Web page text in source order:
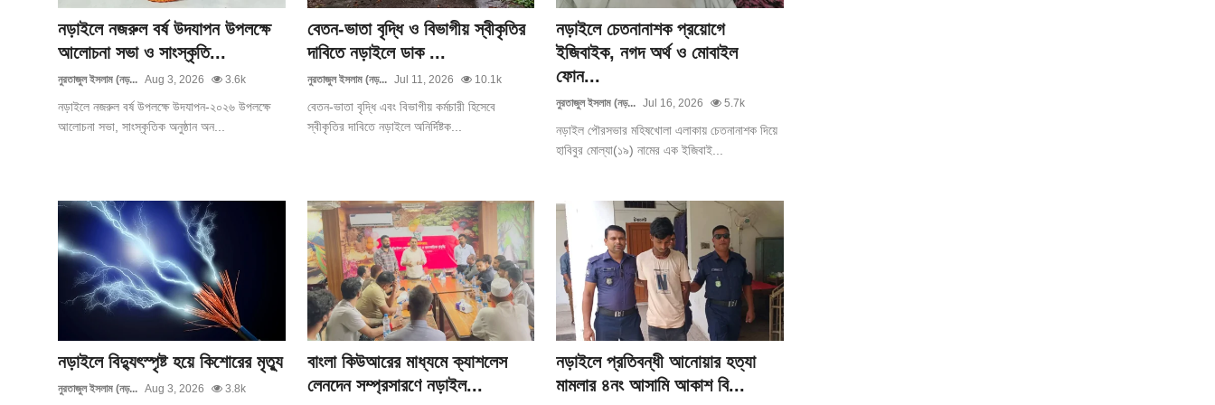
নড়াইলে নজরুল বর্ষ উদযাপন উপলক্ষে
আলোচনা সভা ও সাংস্কৃতি...
নুরতাজুল ইসলাম (নড়... Aug 3, 2026 3.6k
নড়াইলে নজরুল বর্ষ উপলক্ষে উদযাপন-২০২৬ উপলক্ষে
আলোচনা সভা, সাংস্কৃতিক অনুষ্ঠান অন...
বেতন-ভাতা বৃদ্ধি ও বিভাগীয় স্বীকৃতির
দাবিতে নড়াইলে ডাক ...
নুরতাজুল ইসলাম (নড়... Jul 11, 2026 10.1k
বেতন-ভাতা বৃদ্ধি এবং বিভাগীয় কর্মচারী হিসেবে
স্বীকৃতির দাবিতে নড়াইলে অনির্দিষ্টক...
নড়াইলে চেতনানাশক প্রয়োগে
ইজিবাইক, নগদ অর্থ ও মোবাইল
ফোন...
নুরতাজুল ইসলাম (নড়... Jul 16, 2026 5.7k
নড়াইল পৌরসভার মহিষখোলা এলাকায় চেতনানাশক দিয়ে
হাবিবুর মোল্যা(১৯) নামের এক ইজিবাই...
নড়াইলে বিদ্যুৎস্পৃষ্ট হয়ে কিশোরের মৃত্যু
নুরতাজুল ইসলাম (নড়... Aug 3, 2026 3.8k
বাংলা কিউআরের মাধ্যমে ক্যাশলেস
লেনদেন সম্প্রসারণে নড়াইল...
নড়াইলে প্রতিবন্ধী আনোয়ার হত্যা
মামলার ৪নং আসামি আকাশ বি...